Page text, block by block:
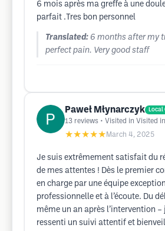
6 mois après ma greffe à une
parfait .Tres bon personnel
Translated: 6 months after my
perfect pain. Very good staff
Paweł Młynarczyk Local
13 reviews • Visited in Visited
★★★★★ March 4, 2025
Je suis extrêmement satisfait du
de mes attentes ! Dès le premier
en charge par une équipe
professionnelle et à l’écoute. Du
même un an après l’intervention –
ressenti un suivi attentif et